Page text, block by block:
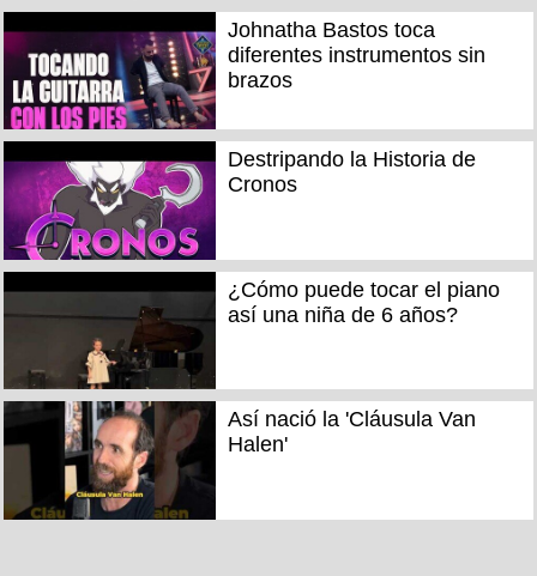
Johnatha Bastos toca
diferentes instrumentos sin
brazos
Destripando la Historia de
Cronos
¿Cómo puede tocar el piano
así una niña de 6 años?
Así nació la 'Cláusula Van
Halen'